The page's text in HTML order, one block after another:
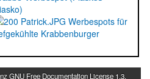
Werbespots für
Krabbenburger
GNU Free Documentation License 1.3.